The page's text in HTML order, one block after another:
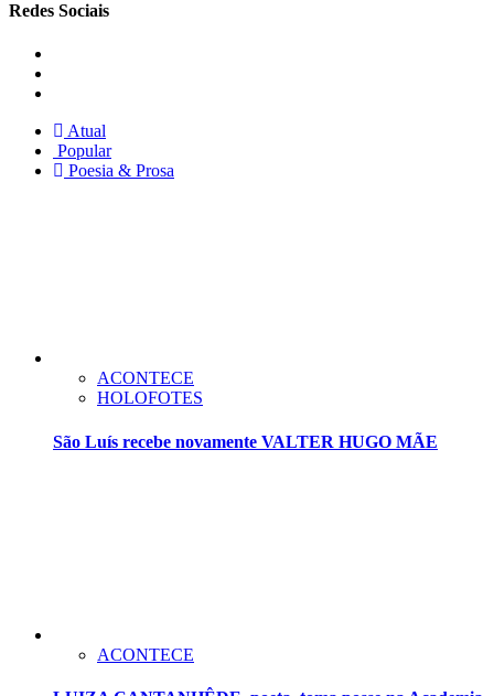
Redes Sociais
Atual
Popular
Poesia & Prosa
ACONTECE
HOLOFOTES
São Luís recebe novamente VALTER HUGO MÃE
ACONTECE